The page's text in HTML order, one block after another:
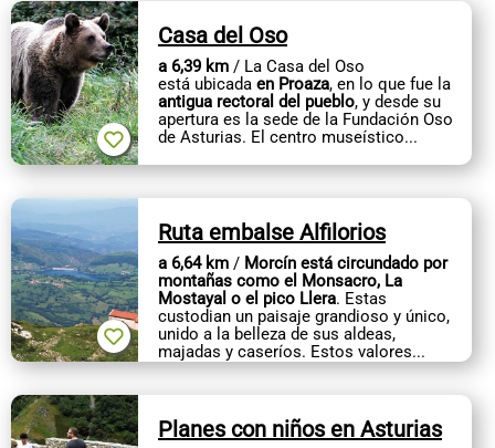
Casa del Oso
a 6,39 km / La Casa del Oso
está ubicada en Proaza, en lo que fue la
antigua rectoral del pueblo, y desde su
apertura es la sede de la Fundación Oso
de Asturias. El centro museístico...
Ruta embalse Alfilorios
a 6,64 km / Morcín está circundado por
montañas como el Monsacro, La
Mostayal o el pico Llera. Estas
custodian un paisaje grandioso y único,
unido a la belleza de sus aldeas,
majadas y caseríos. Estos valores...
Planes con niños en Asturias